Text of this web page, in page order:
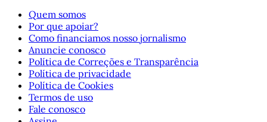
Quem somos
Por que apoiar?
Como financiamos nosso jornalismo
Anuncie conosco
Política de Correções e Transparência
Política de privacidade
Política de Cookies
Termos de uso
Fale conosco